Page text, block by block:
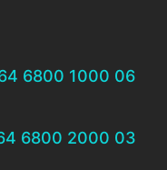
6800 1000 06
6800 2000 03